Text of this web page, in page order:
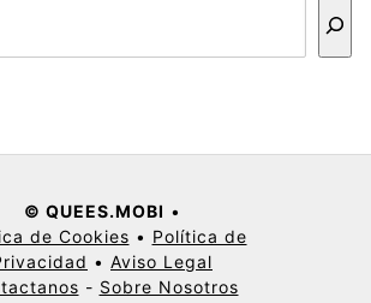
© QUEES.MOBI •
de Cookies • Política de
• Aviso Legal
- Sobre Nosotros